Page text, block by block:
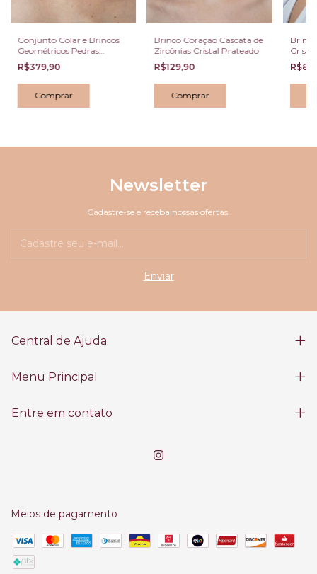
Conjunto Colar e Brincos
Geométricos Pedras
Coloridas Dourado
R$379,90
Brinco Coração Cascata de
Zircônias Cristal Prateado
R$129,90
Ouro
Newsletter
Cadastre-se e receba nossas ofertas.
Central de Ajuda
Menu Principal
Entre em contato
Meios de pagamento